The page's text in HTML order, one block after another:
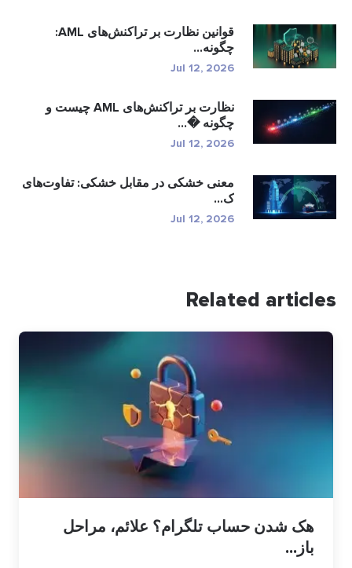
قوانین نظارت بر تراکنش‌های AML:
چگونه...
Jul 12, 2026
نظارت بر تراکنش‌های AML چیست و
چگونه �...
Jul 12, 2026
معنی خشکی در مقابل خشکی: تفاوت‌های
ک...
Jul 12, 2026
Related articles
هک شدن حساب تلگرام؟ علائم، مراحل
باز...